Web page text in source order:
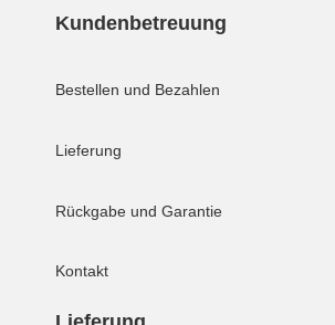
Kundenbetreuung
Bestellen und Bezahlen
Lieferung
Rückgabe und Garantie
Kontakt